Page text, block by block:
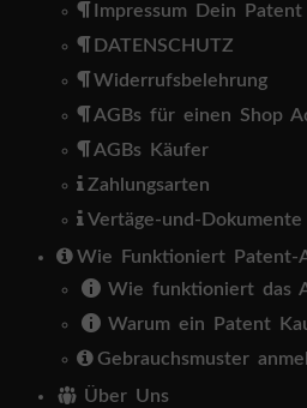
Impressum Dein
DATENSCHUTZ
Widerrufsbelehrung
AGBs für einen Shop
AGBs Käufer
Zahlungsarten
Vertäge-und-Dokumente
Wie Funktioniert Patent-
Wie funktioniert das
Warum ein Patent
Gebrauchsmuster
Über Uns